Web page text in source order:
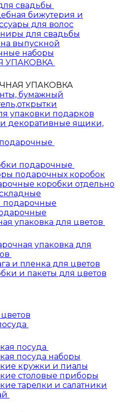
свадьбы
бижутерия и
для волос
для свадьбы
выпускной
наборы
УПАКОВКА
УПАКОВКА
бумажный
упаковки подарков
декоративные ящики,
подарочные
подарочных коробок
коробки отдельно
упаковка для цветов
упаковка для
и пленка для цветов
и пакеты для цветов
посуда
посуда наборы
кружки и пиалы
столовые приборы
тарелки и салатники